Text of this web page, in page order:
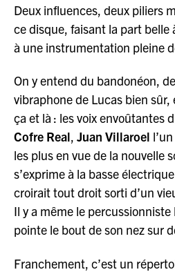
Deux influences, deux piliers
ce disque, faisant la part belle
à une instrumentation pleine
On y entend du bandonéon,
vibraphone de Lucas bien
ça et là : les voix envoûtantes
Cofre Real, Juan Villaroel
les plus en vue de la nouvelle
s’exprime à la basse
croirait tout droit sorti d’un
Il y a même le percussionniste
pointe le bout de son nez sur
Franchement, c’est un